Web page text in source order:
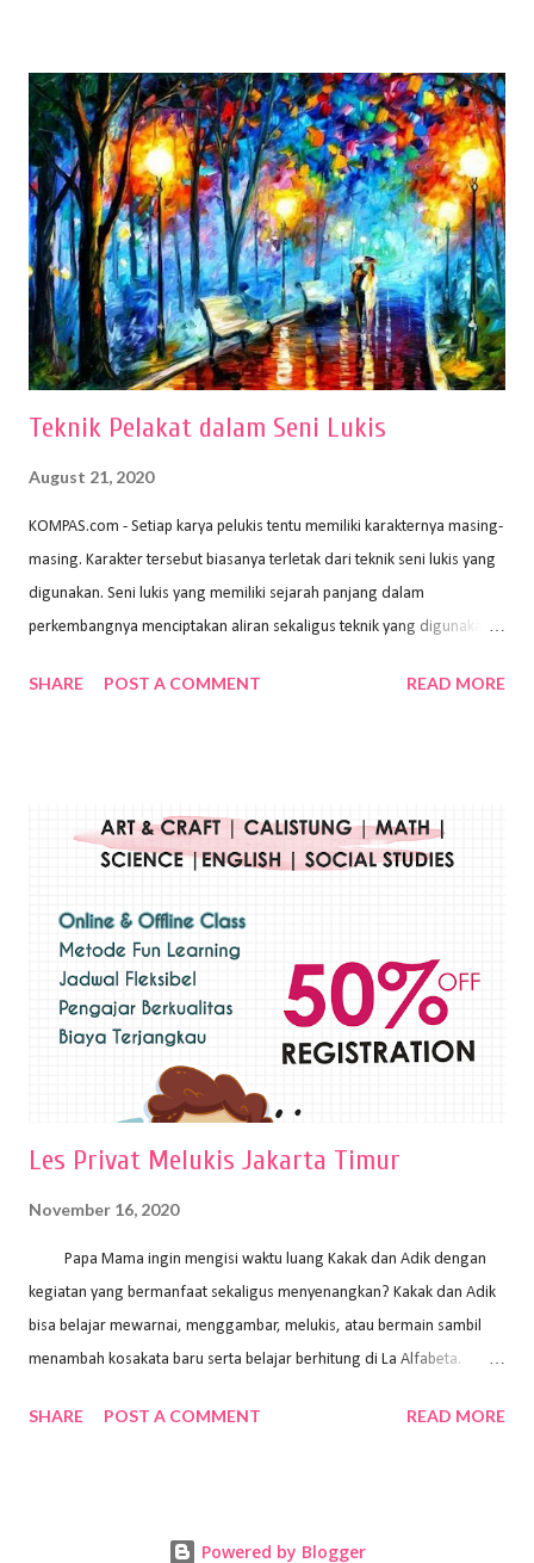
memiliki spesifikasi berbeda sesuai jenisnya. Berikut peralatan
menggambar bentuk: 1. Kertas Gambar Kegiatan menggambar
membutuhkan kertas yang baik agar proses pembuatan gambar lebih
nyaman dan maksimal. Bahan kertas yang baik salah satu syaratnya
adalah tidak mudah sobek, mengingat menggambar merupakan
proses menggores dan menghapus. Kertas adalah bahan yang paling
ideal digunakan untuk menggambar. Dalam menggambar
menggunakan pen...
Teknik Pelakat dalam Seni Lukis
August 21, 2020
KOMPAS.com - Setiap karya pelukis tentu memiliki karakternya masing-
masing. Karakter tersebut biasanya terletak dari teknik seni lukis yang
digunakan. Seni lukis yang memiliki sejarah panjang dalam
perkembangnya menciptakan aliran sekaligus teknik yang digunakan.
Wayan Kun Adnyana, teknik yang berbeda tentunya akan
menggunakan bahan dasar cat air, cat akrilik, atau cat minyak dengan
sapuan warna cat yang tebal. Dengan memberikan sapuan warna
pelukis untuk menghasilkan lukisan yang mempesona dan tentunya
bernilai tinggi. Ciri teknik plakat Ciri-ciri teknik plakat, yaitu: Sapuan
warna yang kental dan tebal. Hasil lukisan menutupi seluruh bagian
medianya Mem...
SHARE POST A COMMENT READ MORE
Les Privat Melukis Jakarta Timur
November 16, 2020
Papa Mama ingin mengisi waktu luang Kakak dan Adik dengan
kegiatan yang bermanfaat sekaligus menyenangkan? Kakak dan Adik
bisa belajar mewarnai, menggambar, melukis, atau bermain sambil
menambah kosakata baru serta belajar berhitung di La Alfabeta.
kok untuk mengajar dengan metode yang fun, La Alfabeta
SHARE POST A COMMENT READ MORE
Powered by Blogger